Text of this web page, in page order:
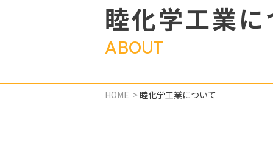
睦化学工業
ABOUT
HOME >睦化学工業について